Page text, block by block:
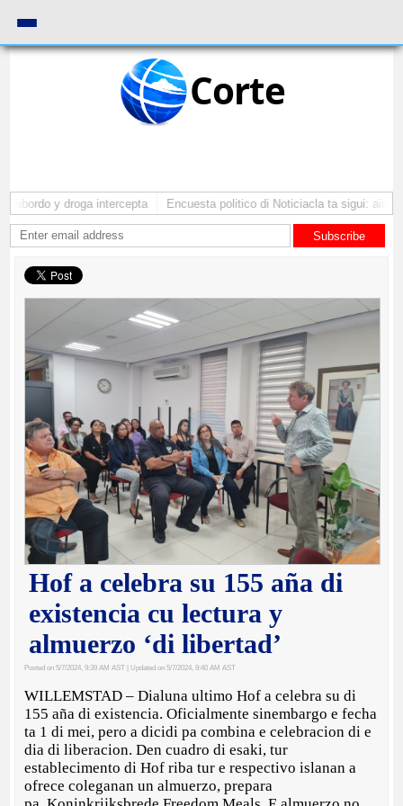
Corte
abordo y droga intercepta Encuesta politico di Noticiacla ta sigui: ainda
Subscribe
Hof a celebra su 155 aña di
existencia cu lectura y
almuerzo ‘di libertad’
Posted on 5/7/2024, 9:39 AM AST | Updated on 5/7/2024, 9:40 AM AST
WILLEMSTAD – Dialuna ultimo Hof a celebra su di
155 aña di existencia. Oficialmente sinembargo e fecha
ta 1 di mei, pero a dicidi pa combina e celebracion di e
dia di liberacion. Den cuadro di esaki, tur
establecimento di Hof riba tur e respectivo islanan a
ofrece coleganan un almuerzo, prepara